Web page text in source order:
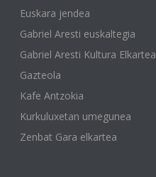
Euskara jendea
Gabriel Aresti euskaltegia
Gabriel Aresti Kultura Elkartea
Gazteola
Kafe Antzokia
Kurkuluxetan umegunea
Zenbat Gara elkartea